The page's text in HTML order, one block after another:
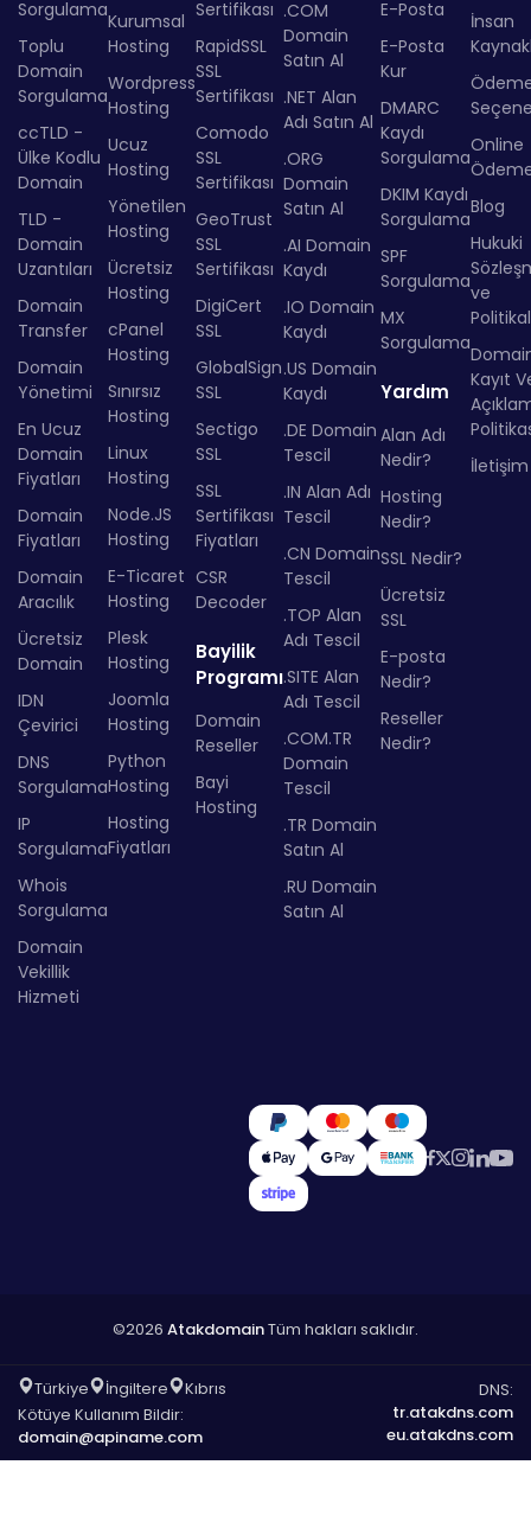
Sorgulama
Toplu
Domain
Sorgulama
ccTLD -
Ülke Kodlu
Domain
TLD -
Domain
Uzantıları
Domain
Transfer
Domain
Yönetimi
En Ucuz
Domain
Fiyatları
Domain
Fiyatları
Domain
Aracılık
Ücretsiz
Domain
IDN
Çevirici
DNS
Sorgulama
IP
Sorgulama
Whois
Sorgulama
Domain
Vekillik
Hizmeti
Kurumsal
Hosting
Wordpress
Hosting
Ucuz
Hosting
Yönetilen
Hosting
Ücretsiz
Hosting
cPanel
Hosting
Sınırsız
Hosting
Linux
Hosting
Node.JS
Hosting
E-Ticaret
Hosting
Plesk
Hosting
Joomla
Hosting
Python
Hosting
Hosting
Fiyatları
Sertifikası
RapidSSL
SSL
Sertifikası
Comodo
SSL
Sertifikası
GeoTrust
SSL
Sertifikası
DigiCert
SSL
GlobalSign
SSL
Sectigo
SSL
SSL
Sertifikası
Fiyatları
CSR
Decoder
Bayilik
Programı
Domain
Reseller
Bayi
Hosting
.COM
Domain
Satın Al
.NET Alan
Adı Satın Al
.ORG
Domain
Satın Al
.AI Domain
Kaydı
.IO Domain
Kaydı
.US Domain
Kaydı
.DE Domain
Tescil
.IN Alan Adı
Tescil
.CN Domain
Tescil
.TOP Alan
Adı Tescil
.SITE Alan
Adı Tescil
.COM.TR
Domain
Tescil
.TR Domain
Satın Al
.RU Domain
Satın Al
E-Posta
E-Posta
Kur
DMARC
Kaydı
Sorgulama
DKIM Kaydı
Sorgulama
SPF
Sorgulama
MX
Sorgulama
Yardım
Alan Adı
Nedir?
Hosting
Nedir?
SSL Nedir?
Ücretsiz
SSL
E-posta
Nedir?
Reseller
Nedir?
İnsan
Online
Blog
Hukuki
ve
Kayıt
İletişim
©2026 AtakdomainTüm hakları saklıdır.
Türkiye İngiltere
Kıbrıs
Kötüye Kullanım Bildir:
domain@apiname.com
DNS:
tr.atakdns.com
eu.atakdns.com